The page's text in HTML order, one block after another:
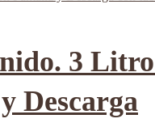
3
Descarga